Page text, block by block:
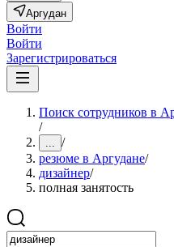
Аргудан
Войти
Войти
Зарегистрироваться
Поиск сотрудников в
/
... /
резюме в Аргудане/
дизайнер/
полная занятость